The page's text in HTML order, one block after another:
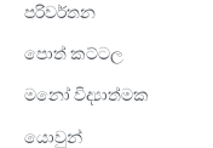
පරිවර්තන
පොත් කට්ටල
මනෝ විද්‍යාත්මක​
යොවුන්